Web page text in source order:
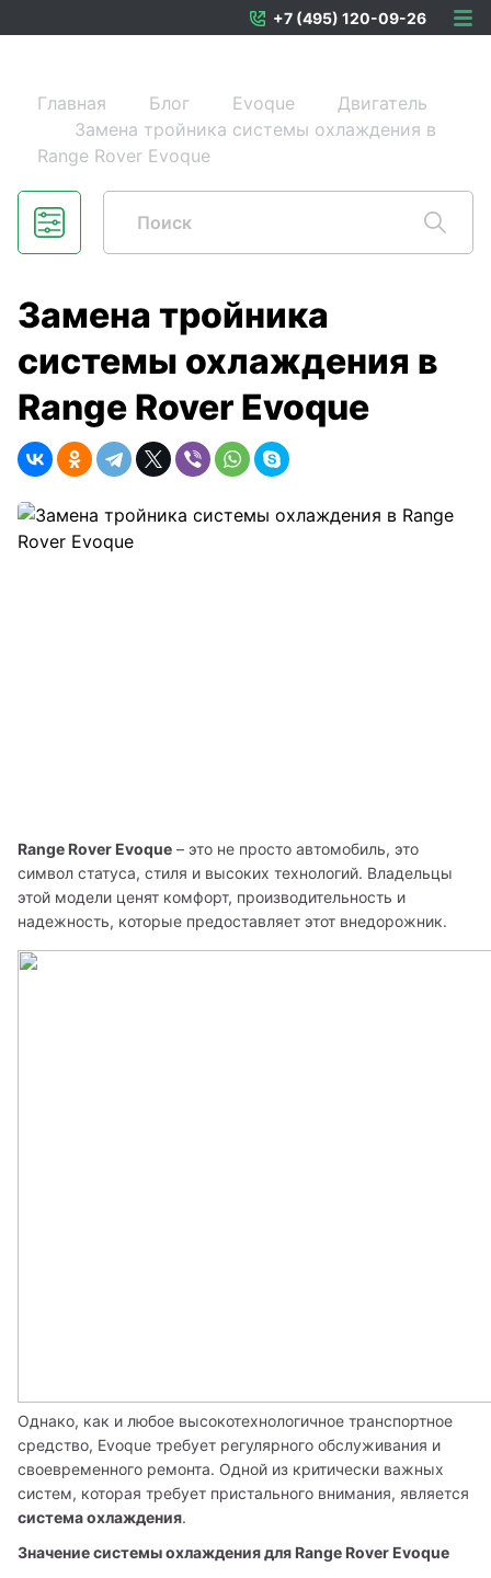
+7 (495) 120-09-26
Главная Блог Evoque
Двигатель
Замена тройника системы охлаждения в
Range Rover Evoque
Range Rover Evoque – это не просто автомобиль, это
символ статуса, стиля и высоких технологий. Владельцы
этой модели ценят комфорт, производительность и
надежность, которые предоставляет этот внедорожник.
Однако, как и любое высокотехнологичное транспортное
средство, Evoque требует регулярного обслуживания и
своевременного ремонта. Одной из критически важных
система охлаждения.
Значение системы охлаждения для Range Rover Evoque